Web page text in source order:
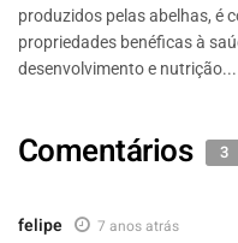
produzidos pelas abelhas, é
propriedades benéficas à
desenvolvimento e nutrição...
Comentários 3
felipe 7 anos atrás